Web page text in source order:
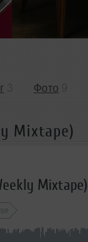
Фото
Mixtape)
Mixtape)